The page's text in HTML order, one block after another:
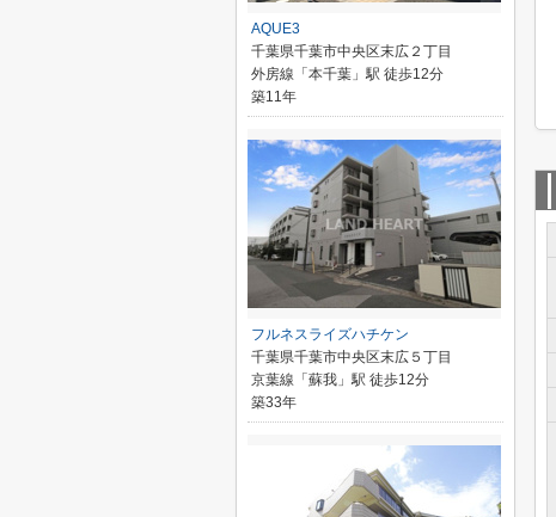
AQUE3
千葉県千葉市中央区末広２丁目
外房線「本千葉」駅 徒歩12分
築11年
フルネスライズハチケン
千葉県千葉市中央区末広５丁目
京葉線「蘇我」駅 徒歩12分
築33年